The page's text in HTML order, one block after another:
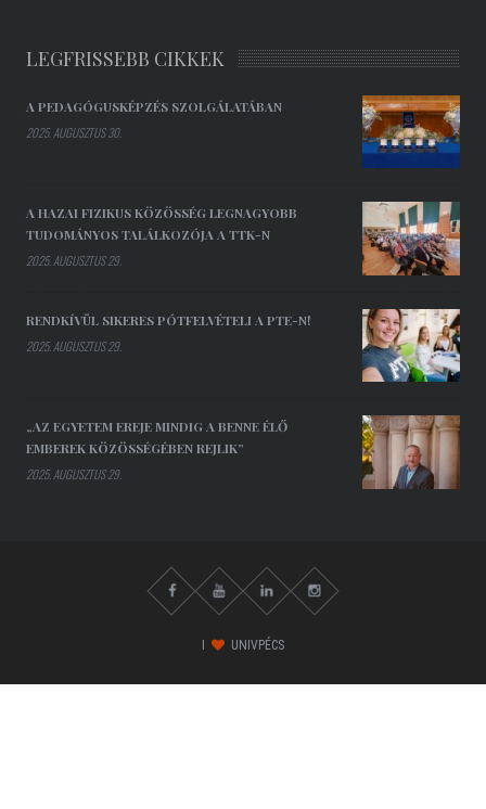
LEGFRISSEBB CIKKEK
A PEDAGÓGUSKÉPZÉS SZOLGÁLATÁBAN
2025. AUGUSZTUS 30.
A HAZAI FIZIKUS KÖZÖSSÉG LEGNAGYOBB
TUDOMÁNYOS TALÁLKOZÓJA A TTK-N
2025. AUGUSZTUS 29.
RENDKÍVÜL SIKERES PÓTFELVÉTELI A PTE-N!
2025. AUGUSZTUS 29.
„AZ EGYETEM EREJE MINDIG A BENNE ÉLŐ
EMBEREK KÖZÖSSÉGÉBEN REJLIK”
2025. AUGUSZTUS 29.
UNIVPÉCS